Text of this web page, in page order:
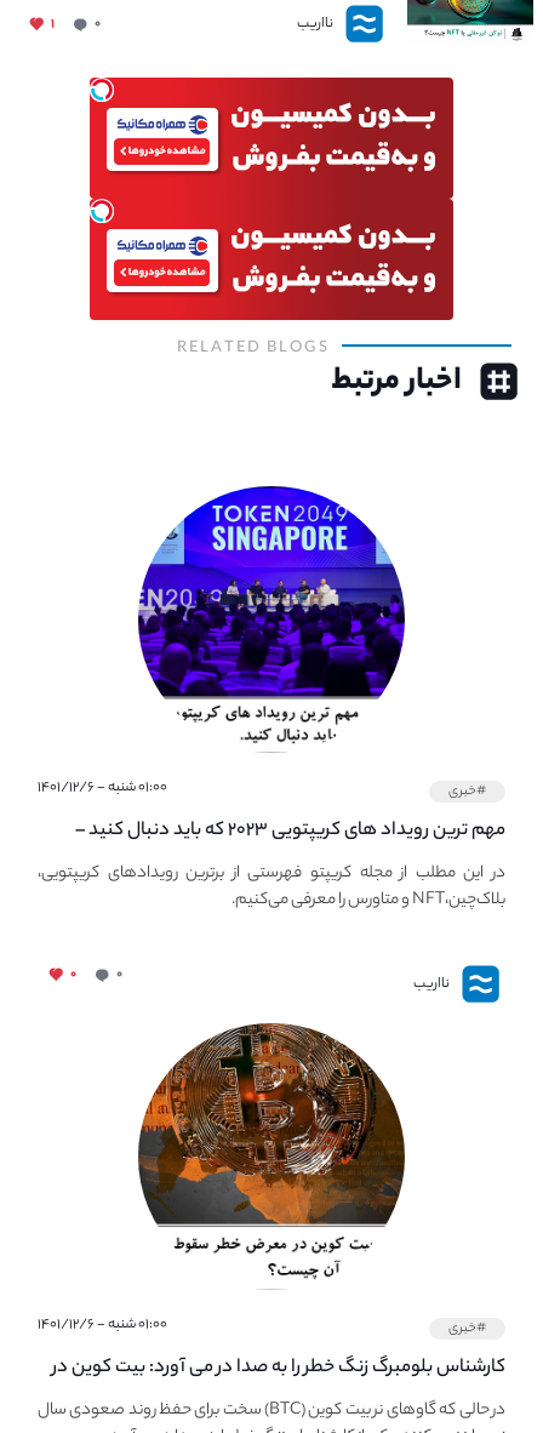
نااریب ۰ ۱
RELATED BLOGS
اخبار مرتبط
#خبری ۰۱:۰۰ شنبه - ۱۴۰۱/۱۲/۶
مهم ترین رویداد های کریپتویی ۲۰۲۳ که باید دنبال کنید –
معرفی بهترین رویداد های جهانی
در این مطلب از مجله کریپتو فهرستی از برترین رویدادهای کریپتویی،
بلاک‌چین،NFT و متاورس را معرفی می‌کنیم.
نااریب ۰ ۰
#خبری ۰۱:۰۰ شنبه - ۱۴۰۱/۱۲/۶
کارشناس بلومبرگ زنگ خطر را به صدا در می آورد: بیت کوین در
معرض خطر سقوط بزرگ است - دلیل آن چیست؟در حالی که گاوهای نر بیت کوین (BTC) سخت برای حفظ روند صعودی سال